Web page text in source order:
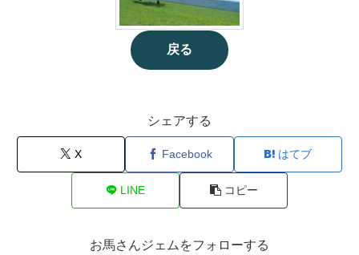
戻る
シェアする
X Facebook はてブ
LINE コピー
お馬さんジェムをフォローする